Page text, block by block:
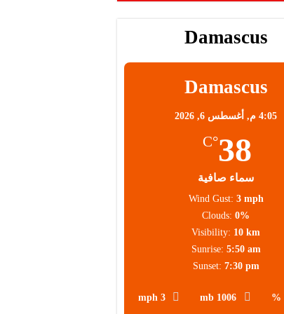
Damascus
Damascus
4:05 م, أغسطس 6, 2026
38
°C
سماء صافية
1006 mb
3 mph
Wind Gust: 3 mph
Clouds: 0%
Visibility: 10 km
Sunrise: 5:50 am
Sunset: 7:30 pm